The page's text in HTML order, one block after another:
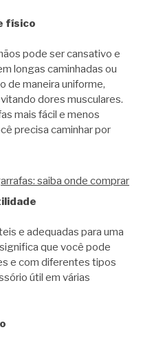
físico
pode ser cansativo e
longas caminhadas ou
de maneira uniforme,
dores musculares.
mais fácil e menos
precisa caminhar por
e adequadas para uma
que você pode
e com diferentes tipos
útil em várias